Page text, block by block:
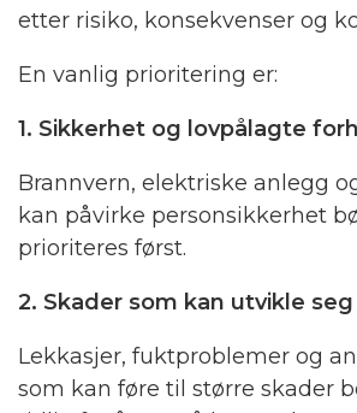
etter risiko, konsekvenser og
En vanlig prioritering er:
1. Sikkerhet og lovpålagte
Brannvern, elektriske anlegg
kan påvirke personsikkerhet
prioriteres først.
2. Skader som kan utvikle seg
Lekkasjer, fuktproblemer og
som kan føre til større skader